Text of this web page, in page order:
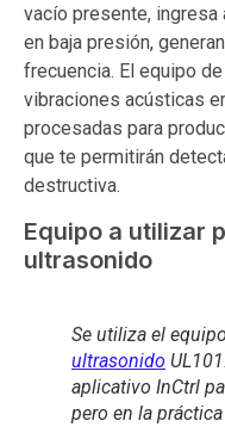
vacío presente,
en baja presión,
frecuencia. El equipo
vibraciones acústicas
procesadas para
que te permitirán
destructiva.
Equipo a utilizar
ultrasonido
Se utiliza el
ultrasonido
aplicativo InCtrl
pero en la